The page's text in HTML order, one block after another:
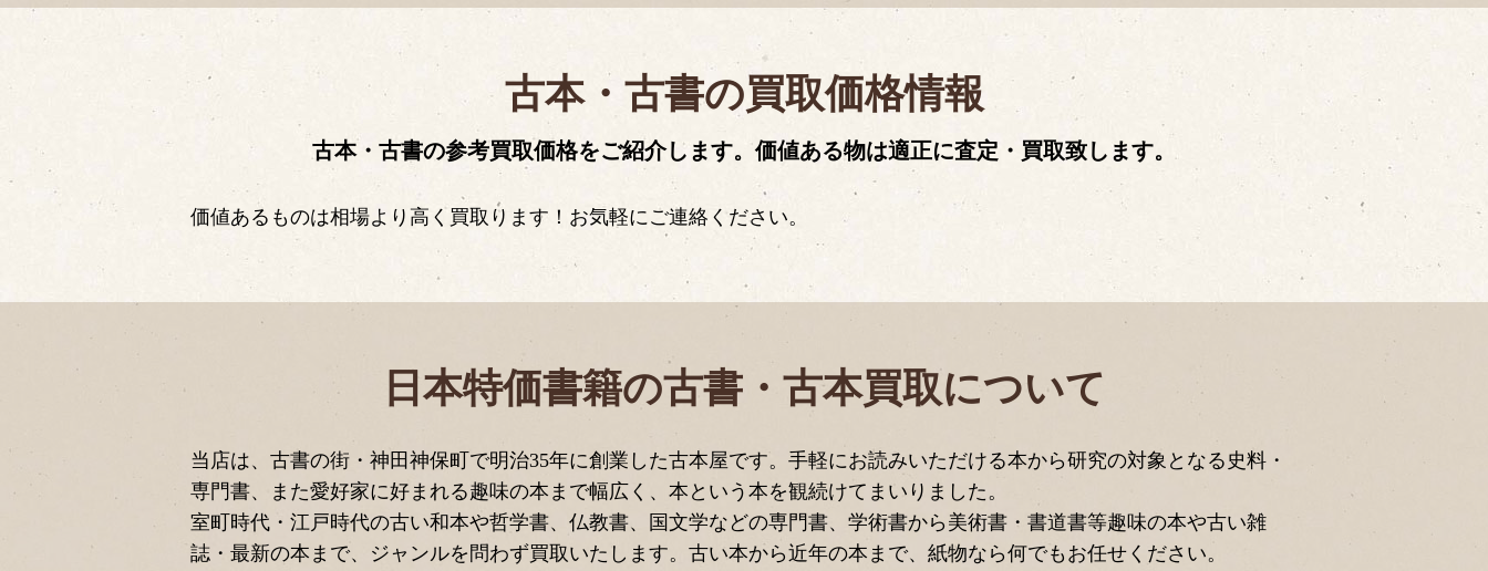
古本・古書の買取価格情報
古本・古書の参考買取価格をご紹介します。価値ある物は適正に査定・買取致します。
価値あるものは相場より高く買取ります！お気軽にご連絡ください。
日本特価書籍の古書・古本買取について
当店は、古書の街・神田神保町で明治35年に創業した古本屋です。手軽にお読みいただける本から研究の対象となる史料・
専門書、また愛好家に好まれる趣味の本まで幅広く、本という本を観続けてまいりました。
室町時代・江戸時代の古い和本や哲学書、仏教書、国文学などの専門書、学術書から美術書・書道書等趣味の本や古い雑
誌・最新の本まで、ジャンルを問わず買取いたします。古い本から近年の本まで、紙物なら何でもお任せください。